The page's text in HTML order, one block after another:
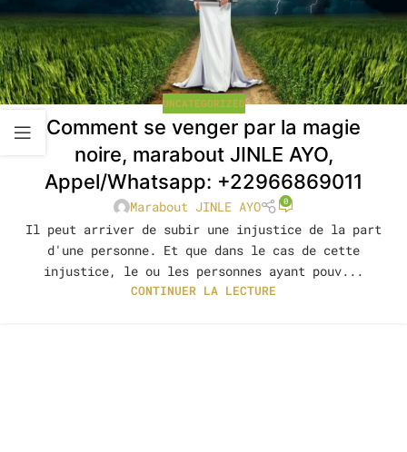
UNCATEGORIZED
Comment se venger par la magie
noire, marabout JINLE AYO,
Appel/Whatsapp: +22966869011
Marabout JINLE AYO 0
Il peut arriver de subir une injustice de la part
d'une personne. Et que dans le cas de cette
injustice, le ou les personnes ayant pouv...
CONTINUER LA LECTURE